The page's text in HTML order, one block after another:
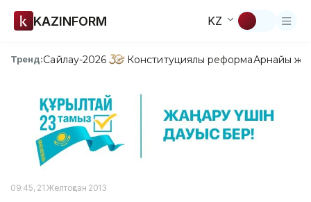
KAZINFORM KZ
Тренд:Сайлау-2026 Конституциялық реформаАрнайы
09:45, 21 Желтоқсан 2013